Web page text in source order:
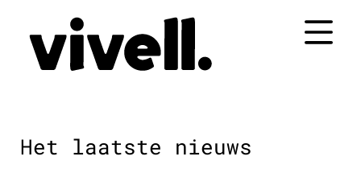
inhoud
springen
Het laatste nieuws